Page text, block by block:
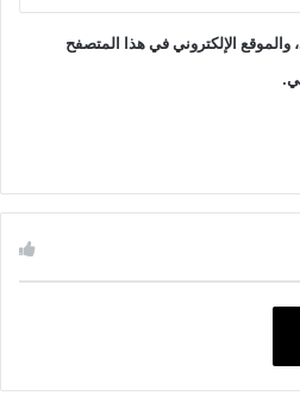
الإلكتروني في هذا المتصفح